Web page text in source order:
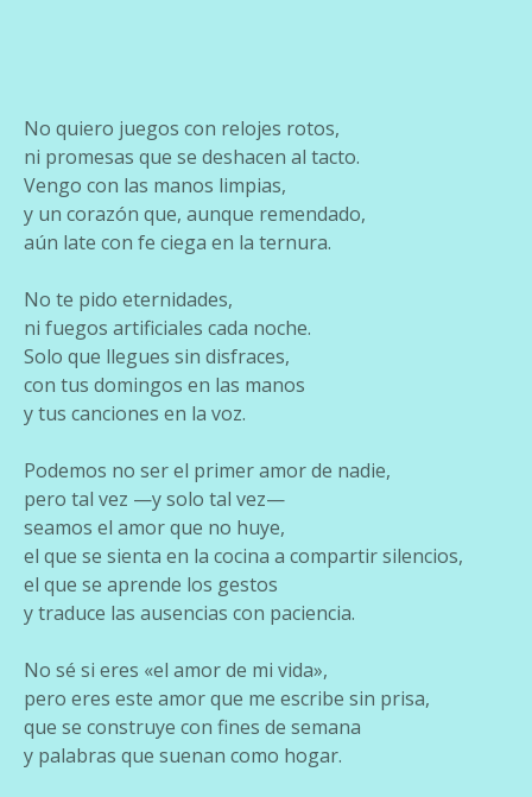
No quiero juegos con relojes rotos,
ni promesas que se deshacen al tacto.
Vengo con las manos limpias,
y un corazón que, aunque remendado,
aún late con fe ciega en la ternura.
No te pido eternidades,
ni fuegos artificiales cada noche.
Solo que llegues sin disfraces,
con tus domingos en las manos
y tus canciones en la voz.
Podemos no ser el primer amor de nadie,
pero tal vez —y solo tal vez—
seamos el amor que no huye,
el que se sienta en la cocina a compartir silencios,
el que se aprende los gestos
y traduce las ausencias con paciencia.
No sé si eres «el amor de mi vida»,
pero eres este amor que me escribe sin prisa,
que se construye con fines de semana
y palabras que suenan como hogar.